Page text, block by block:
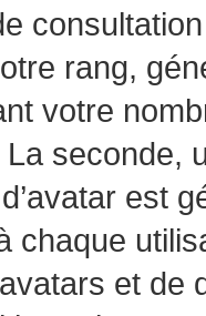
rang,
votre
seconde,
est
chaque
et de